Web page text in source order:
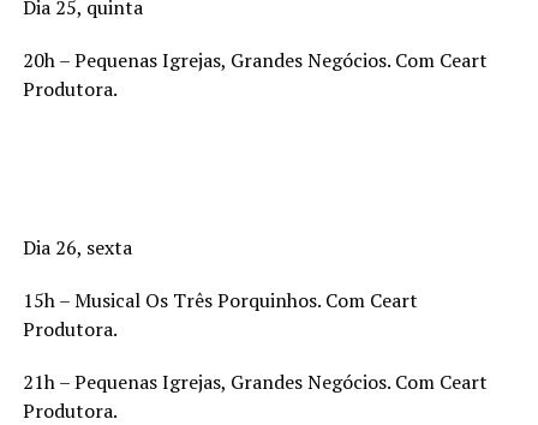
Dia 25, quinta
20h – Pequenas Igrejas, Grandes Negócios. Com Ceart
Produtora.
Dia 26, sexta
15h – Musical Os Três Porquinhos. Com Ceart
Produtora.
21h – Pequenas Igrejas, Grandes Negócios. Com Ceart
Produtora.